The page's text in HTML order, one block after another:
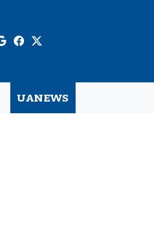
UANEWS